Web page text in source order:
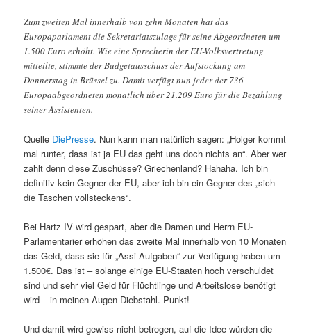
Zum zweiten Mal innerhalb von zehn Monaten hat das
Europaparlament die Sekretariatszulage für seine Abgeordneten um
1.500 Euro erhöht. Wie eine Sprecherin der EU-Volksvertretung
mitteilte, stimmte der Budgetausschuss der Aufstockung am
Donnerstag in Brüssel zu. Damit verfügt nun jeder der 736
Europaabgeordneten monatlich über 21.209 Euro für die Bezahlung
seiner Assistenten.
Quelle DiePresse. Nun kann man natürlich sagen: „Holger kommt
mal runter, dass ist ja EU das geht uns doch nichts an“. Aber wer
zahlt denn diese Zuschüsse? Griechenland? Hahaha. Ich bin
definitiv kein Gegner der EU, aber ich bin ein Gegner des „sich
die Taschen vollsteckens“.
Bei Hartz IV wird gespart, aber die Damen und Herrn EU-
Parlamentarier erhöhen das zweite Mal innerhalb von 10 Monaten
das Geld, dass sie für „Assi-Aufgaben“ zur Verfügung haben um
1.500€. Das ist – solange einige EU-Staaten hoch verschuldet
sind und sehr viel Geld für Flüchtlinge und Arbeitslose benötigt
wird – in meinen Augen Diebstahl. Punkt!
Und damit wird gewiss nicht betrogen, auf die Idee würden die